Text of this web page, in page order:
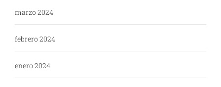
marzo 2024
febrero 2024
enero 2024